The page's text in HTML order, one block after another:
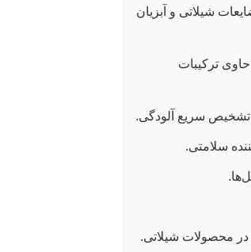
شیلاتی و آبزیان
ترکیبات
تشخیص سریع آلودگی.
سلامتی.
در محصولات شیلاتی.